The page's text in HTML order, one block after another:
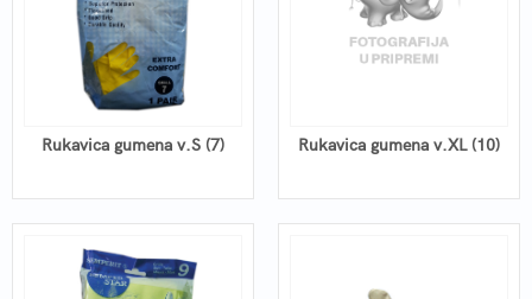
Rukavica gumena v.S (7) Rukavica gumena v.XL (10)